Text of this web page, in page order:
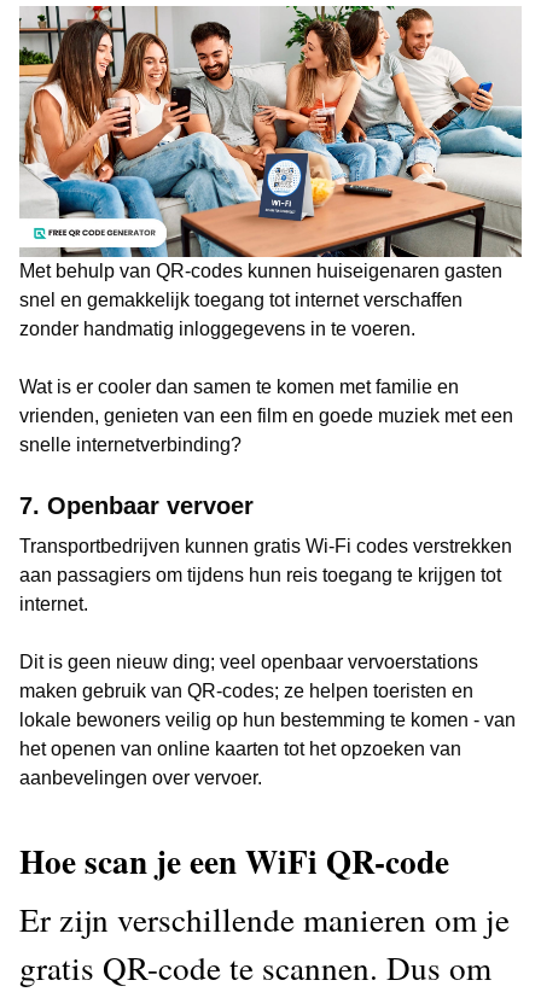
Met behulp van QR-codes kunnen huiseigenaren gasten
snel en gemakkelijk toegang tot internet verschaffen
zonder handmatig inloggegevens in te voeren.
Wat is er cooler dan samen te komen met familie en
vrienden, genieten van een film en goede muziek met een
snelle internetverbinding?
7. Openbaar vervoer
Transportbedrijven kunnen gratis Wi-Fi codes verstrekken
aan passagiers om tijdens hun reis toegang te krijgen tot
internet.
Dit is geen nieuw ding; veel openbaar vervoerstations
maken gebruik van QR-codes; ze helpen toeristen en
lokale bewoners veilig op hun bestemming te komen - van
het openen van online kaarten tot het opzoeken van
aanbevelingen over vervoer.
Hoe scan je een WiFi QR-code
Er zijn verschillende manieren om je
gratis QR-code te scannen. Dus om